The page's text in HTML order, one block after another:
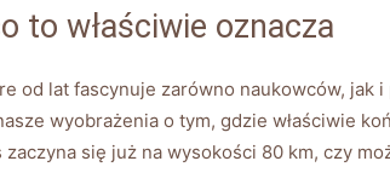
to właściwie oznacza
od lat fascynuje zarówno naukowców,
wyobrażenia o tym, gdzie właściwie
się już na wysokości 80 km, czy